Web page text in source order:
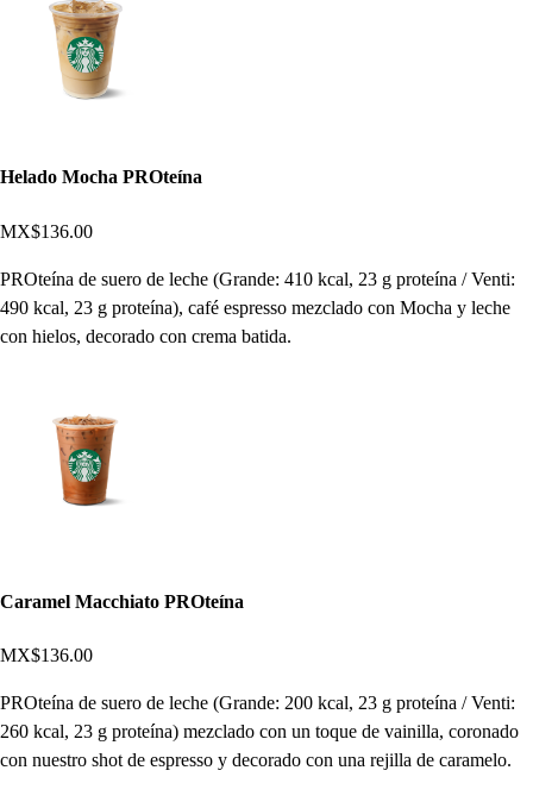
Helado Mocha PROteína
MX$136.00
PROteína de suero de leche (Grande: 410 kcal, 23 g proteína / Venti:
490 kcal, 23 g proteína), café espresso mezclado con Mocha y leche
con hielos, decorado con crema batida.
Caramel Macchiato PROteína
MX$136.00
PROteína de suero de leche (Grande: 200 kcal, 23 g proteína / Venti:
260 kcal, 23 g proteína) mezclado con un toque de vainilla, coronado
con nuestro shot de espresso y decorado con una rejilla de caramelo.